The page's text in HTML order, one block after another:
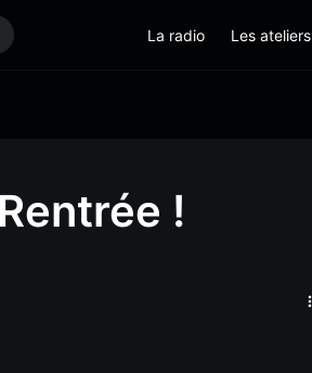
La radio Les ateliers
!